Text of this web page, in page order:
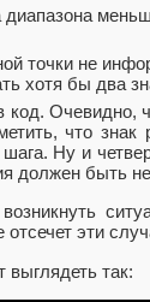
диапазона
точки не
хотя бы два
Очевидно,
что
Ну и
должен быть
эти
выглядеть так: